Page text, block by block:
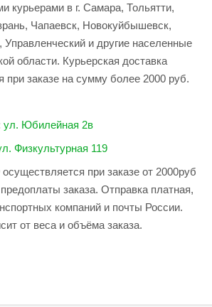
курьерами в г. Самара, Тольятти,
Чапаевск, Новокуйбышевск,
Управленческий и другие населенные
области. Курьерская доставка
при заказе на сумму более 2000 руб.
ул. Юбилейная 2в
Физкультурная 119
при заказе от 2000руб
заказа. Отправка платная,
компаний и почты России.
от веса и объёма заказа.